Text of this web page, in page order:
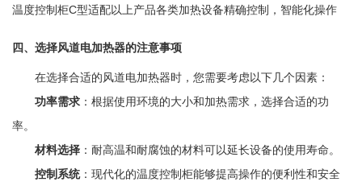
温度控制柜C型适配以上产品各类加热设备精确控制，智能化操作
四、选择风道电加热器的注意事项
在选择合适的风道电加热器时，您需要考虑以下几个因素：
功率需求 ：根据使用环境的大小和加热需求，选择合适的功
率。
材料选择 ：耐高温和耐腐蚀的材料可以延长设备的使用寿命。
控制系统：现代化的温度控制柜能够提高操作的便利性和安全